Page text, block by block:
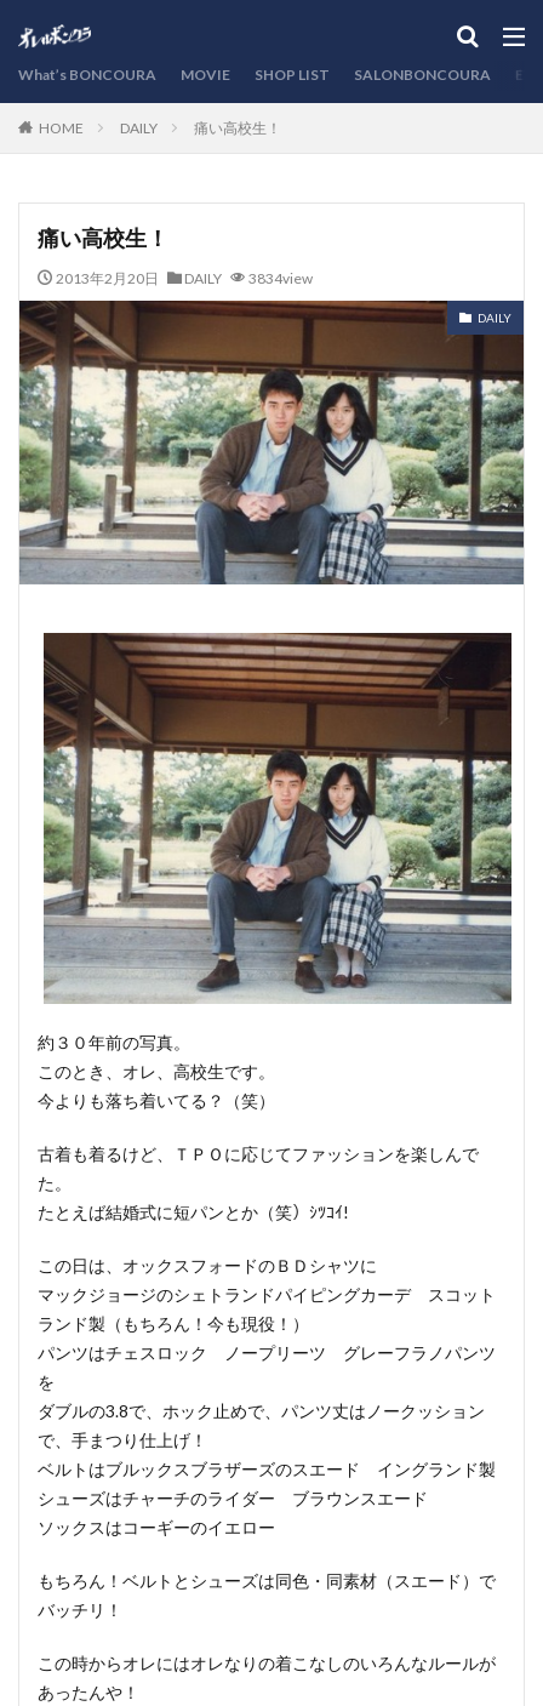
What’s BONCOURA MOVIE SHOP LIST SALONBONCOURA
HOME DAILY 痛い高校生！
痛い高校生！
2013年2月20日 DAILY 3834view
DAILY
約３０年前の写真。
このとき、オレ、高校生です。
今よりも落ち着いてる？（笑）
古着も着るけど、ＴＰＯに応じてファッションを楽しんで
た。
たとえば結婚式に短パンとか（笑）ｼﾂｺｲ!
この日は、オックスフォードのＢＤシャツに
マックジョージのシェトランドパイピングカーデ スコット
ランド製（もちろん！今も現役！）
パンツはチェスロック ノープリーツ グレーフラノパンツ
を
ダブルの3.8で、ホック止めで、パンツ丈はノークッション
で、手まつり仕上げ！
ベルトはブルックスブラザーズのスエード イングランド製
シューズはチャーチのライダー ブラウンスエード
ソックスはコーギーのイエロー
もちろん！ベルトとシューズは同色・同素材（スエード）で
バッチリ！
この時からオレにはオレなりの着こなしのいろんなルールが
あったんや！
カテゴリー
検索